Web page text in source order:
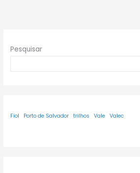
Pesquisar
Fiol Porto de Salvador trilhos Vale Valec